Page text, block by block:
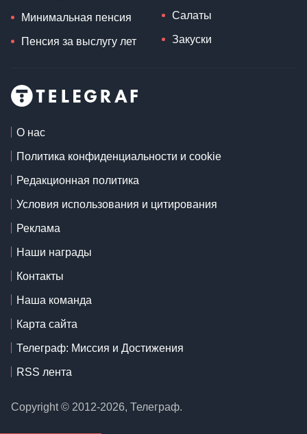
Минимальная пенсия
Пенсия за выслугу лет
Салаты
Закуски
О нас
Политика конфиденциальности и cookie
Редакционная политика
Условия использования и цитирования
Реклама
Наши награды
Контакты
Наша команда
Карта сайта
Телеграф: Миссия и Достижения
RSS лента
Copyright © 2012-2026, Телеграф.